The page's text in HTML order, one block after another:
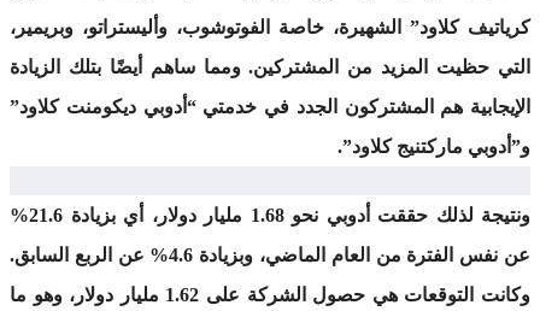
كلاود” الشهيرة، خاصة الفوتوشوب، وأليستراتو، وبريمير،
حظيت المزيد من المشتركين. ومما ساهم أيضًا بتلك الزيادة
هم المشتركون الجدد في خدمتي “أدوبي ديكومنت كلاود”
ماركتنيج كلاود”.
ونتيجة لذلك حققت أدوبي نحو 1.68 مليار دولار، أي بزيادة 21.6%
عن نفس الفترة من العام الماضي، وبزيادة 4.6% عن الربع السابق.
وكانت التوقعات هي حصول الشركة على 1.62 مليار دولار، وهو ما